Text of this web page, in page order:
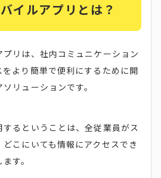
イルアプリとは？
リは、社内コミュニケーション
より簡単で便利にするために開
リューションです。
るということは、全従業員がス
こにいても情報にアクセスでき
す。